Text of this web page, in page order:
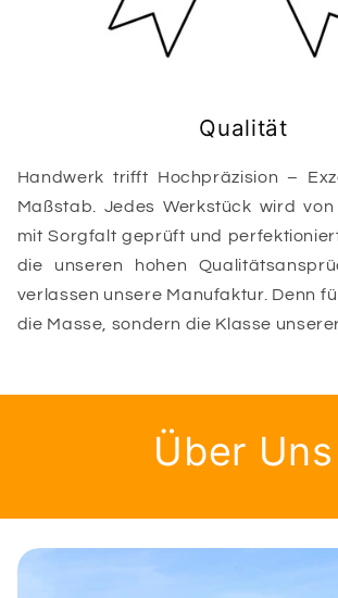
Qualität
Handwerk trifft Hochpräzision –
Maßstab. Jedes Werkstück wird von
mit Sorgfalt geprüft und
die unseren hohen
verlassen unsere Manufaktur. Denn
die Masse, sondern die Klasse
Über Uns